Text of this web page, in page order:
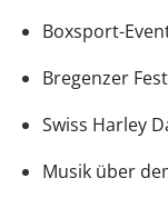
Boxsport-
Bregenzer
Swiss Harley
Musik über